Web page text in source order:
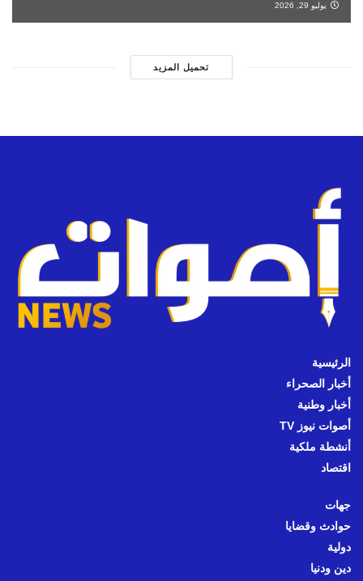
يوليو 29, 2026
تحميل المزيد
الرئيسية
أخبار الصحراء
أخبار وطنية
أصوات نيوز TV
أنشطة ملكية
اقتصاد
جهات
حوادث وقضايا
دولية
دين ودنيا